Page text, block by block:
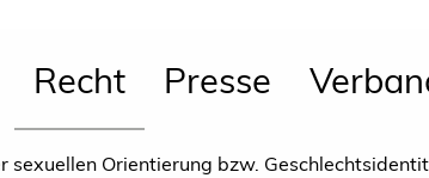
Recht Presse
sexuellen Orientierung bzw.